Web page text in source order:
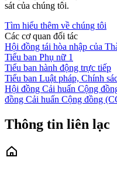
sát của chúng tôi.
Tìm hiểu thêm về chúng tôi
Các cơ quan đối tác
Hội đồng tái hòa nhập của
Tiểu ban Phụ nữ 1
Tiểu ban hành động trực tiếp
Tiểu ban Luật pháp, Chính
Hội đồng Cải huấn Cộng
đồng Cải huấn Cộng đồng
Thông tin liên lạc